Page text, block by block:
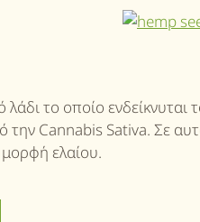
λάδι το οποίο
την Cannabis Sativa. Σε
ελαίου.